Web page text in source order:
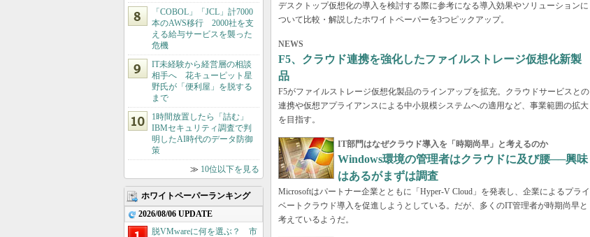
「COBOL」「JCL」計7000
本のAWS移行 2000社を支
える給与サービスを襲った
危機
IT未経験から経営層の相談
相手へ 花キューピット星
野氏が「便利屋」を脱する
まで
1時間放置したら「詰む」
IBMセキュリティ調査で判
明したAI時代のデータ防御
策
≫ 10位以下を見る
ホワイトペーパーランキング
2026/08/06 UPDATE
脱VMwareに何を選ぶ？ 市
デスクトップ仮想化の導入を検討する際に参考になる導入効果やソリューションに
ついて比較・解説したホワイトペーパーを3つピックアップ。
NEWS
F5、クラウド連携を強化したファイルストレージ仮想化新製
品
F5がファイルストレージ仮想化製品のラインアップを拡充。クラウドサービスとの
連携や仮想アプライアンスによる中小規模システムへの適用など、事業範囲の拡大
を目指す。
IT部門はなぜクラウド導入を「時期尚早」と考えるのか
Windows環境の管理者はクラウドに及び腰──興味
はあるがまずは調査
Microsoftはパートナー企業とともに「Hyper-V Cloud」を発表し、企業によるプライ
ベートクラウド導入を促進しようとしている。だが、多くのIT管理者が時期尚早と
考えているようだ。